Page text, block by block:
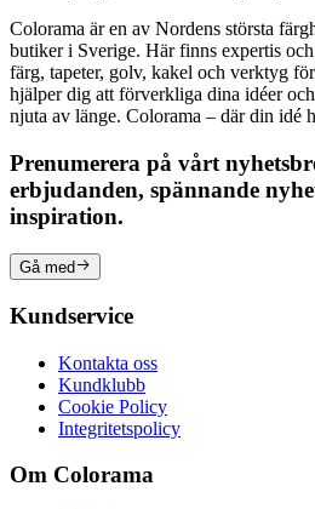
Colorama är en av Nordens största
butiker i Sverige. Här finns expertis
färg, tapeter, golv, kakel och verktyg
hjälper dig att förverkliga dina idéer
njuta av länge. Colorama – där din idé
Prenumerera på vårt
erbjudanden, spännande
inspiration.
Gå med
Kundservice
Kontakta oss
Kundklubb
Cookie Policy
Integritetspolicy
Om Colorama